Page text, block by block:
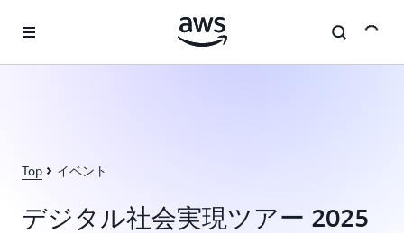
Top イベント
デジタル社会実現ツアー 2025